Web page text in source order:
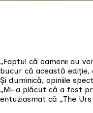
„Faptul că oamenii au
bucur că această
Și duminică, opiniile
„Mi-a plăcut că a fost
entuziasmat că „The